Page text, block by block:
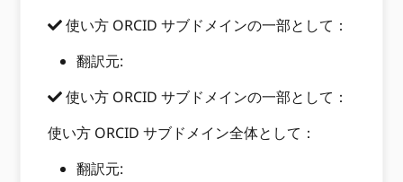
使い方 ORCID サブドメインの一部として：
翻訳元:
使い方 ORCID サブドメインの一部として：
使い方 ORCID サブドメイン全体として：
翻訳元: